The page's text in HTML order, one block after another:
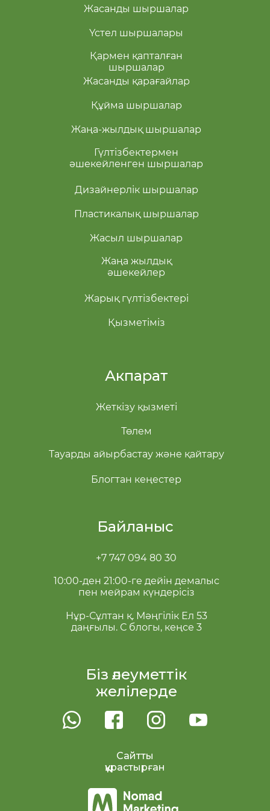
или иначе говоря елка с
практичный вариант для тех, кто
хочет сразу получить елочку с
огоньками, не устанавливая раз за
разому гирлянды!
Купить искусственную елку со
встроенной гирляндой можно в
магазине «ЁЛКИ в Астане» или же
выбрать подходящий вариант у нас
в новогоднем шоу-руме.
Акпарат
Сайтты
құрастырған
Байланыс
Біз әлеуметтік
желілерде
Жаңа жылдық
әшекейлер
Жарық гүлтізбектері
Жеткізу қызметі
Төлем
Тауарды айырбастау және қайтару
Қызметіміз
+7 747 094 80 30
10:00-ден 21:00-ге дейін демалыс
пен мейрам күндерісіз
Блогтан кеңестер
Нұр-Сұлтан қ. Мәңгілік Ел 53
даңғылы. С блогы, кеңсе 3
Жасанды шыршалар
Үстел шыршалары
Қармен қапталған
шыршалар
Жаңа-жылдық шыршалар
Гүлтізбектермен
әшекейленген шыршалар
Дизайнерлік шыршалар
Пластикалық шыршалар
Құйма шыршалар
Жасанды қарағайлар
Жасыл шыршалар